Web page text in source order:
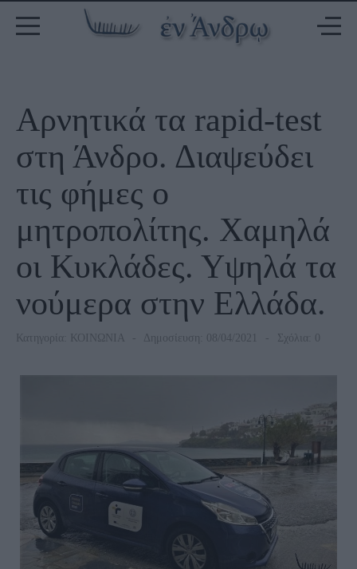
Αρνητικά τα rapid-test
στη Άνδρο. Διαψεύδει
τις φήμες ο
μητροπολίτης. Χαμηλά
οι Κυκλάδες. Υψηλά τα
νούμερα στην Ελλάδα.
Κατηγορία: ΚΟΙΝΩΝΙΑ Δημοσίευση: 08/04/2021 Σχόλια: 0